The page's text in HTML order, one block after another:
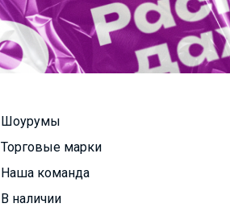
Шоурумы
Торговые марки
Наша команда
В наличии